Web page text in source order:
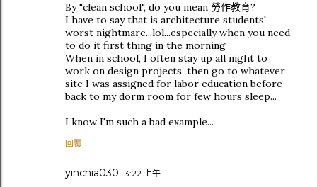
By "clean school", do you mean 勞作教育?
I have to say that is architecture students'
worst nightmare...lol...especially when you need
to do it first thing in the morning
When in school, I often stay up all night to
work on design projects, then go to whatever
site I was assigned for labor education before
back to my dorm room for few hours sleep...
I know I'm such a bad example...
回覆
yinchia030 3:22 上午